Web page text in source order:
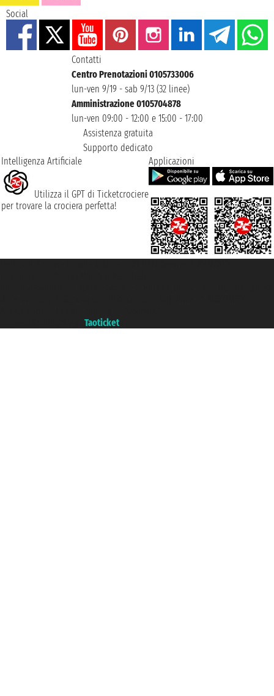
Social
Contatti
Centro Prenotazioni 0105733006
lun-ven 9/19 - sab 9/13 (32 linee)
Amministrazione 0105704878
lun-ven 09:00 - 12:00 e 15:00 - 17:00
Assistenza gratuita
Supporto dedicato
Intelligenza Artificiale
Utilizza il GPT di Ticketcrociere
per trovare la crociera perfetta!
Applicazioni
Taoticket